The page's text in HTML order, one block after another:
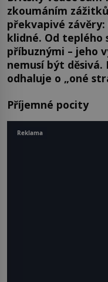
zkoumáním
překvapivé
klidné. Od teplého
příbuznými – jeho
nemusí být děsivá.
odhaluje o „oné
Příjemné pocity
Reklama